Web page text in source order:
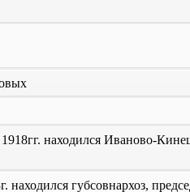
находился Иваново-
находился губсовнархоз,